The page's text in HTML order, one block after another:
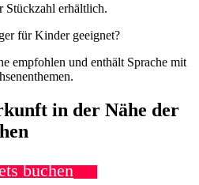
Stückzahl erhältlich.
für Kinder geeignet?
empfohlen und enthält Sprache mit
in der Nähe der
buchen